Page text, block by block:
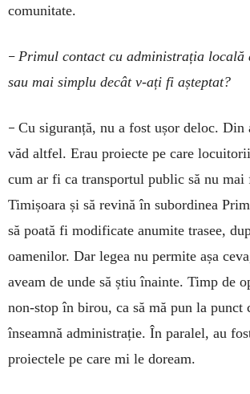
comunitate.
– Primul contact cu administrația locală
sau mai simplu decât v-ați fi așteptat?
– Cu siguranță, nu a fost ușor deloc. Din
văd altfel. Erau proiecte pe care
cum ar fi ca transportul public să nu mai
Timișoara și să revină în subordinea
să poată fi modificate anumite trasee,
oamenilor. Dar legea nu permite așa
aveam de unde să știu înainte. Timp de
non-stop în birou, ca să mă pun la punct
înseamnă administrație. În paralel, au
proiectele pe care mi le doream.